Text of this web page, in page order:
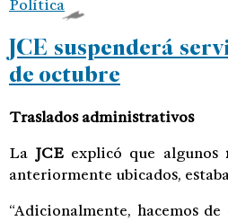
Política
JCE suspenderá
de octubre
Traslados administrativos
La JCE explicó que algunos
anteriormente ubicados,
“Adicionalmente, hacemos